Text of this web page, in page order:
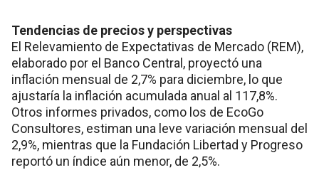
Tendencias de precios y perspectivas
El Relevamiento de Expectativas de Mercado (REM),
elaborado por el Banco Central, proyectó una
inflación mensual de 2,7% para diciembre, lo que
ajustaría la inflación acumulada anual al 117,8%.
Otros informes privados, como los de EcoGo
Consultores, estiman una leve variación mensual del
2,9%, mientras que la Fundación Libertad y Progreso
reportó un índice aún menor, de 2,5%.